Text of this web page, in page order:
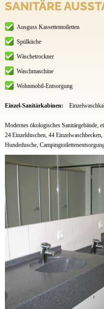
SANITÄRE
Ausguss Kassettentoiletten
Spülküche
Wäschetrockner
Waschmaschine
Wohnmobil-Entsorgung
Einzel-Sanitärkabinen:
Modernes ökologisches Sanitärgebäude,
24 Einzelduschen, 44
Hundedusche,